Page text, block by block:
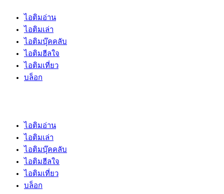
ไอติมอ่าน
ไอติมเล่า
ไอติมบุ๊คคลับ
ไอติมฮีลใจ
ไอติมเที่ยว
บล็อก
ไอติมอ่าน
ไอติมเล่า
ไอติมบุ๊คคลับ
ไอติมฮีลใจ
ไอติมเที่ยว
บล็อก